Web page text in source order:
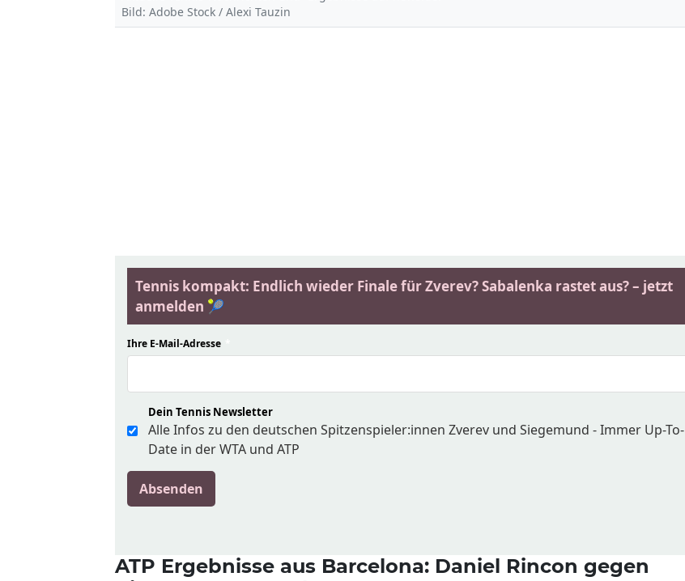
Bild: Adobe Stock / Alexi Tauzin
Tennis kompakt: Endlich wieder Finale für Zverev? Sabalenka rastet aus? – jetzt
anmelden 🎾
Ihre E-Mail-Adresse
Dein Tennis Newsletter
Alle Infos zu den deutschen Spitzenspieler:innen Zverev und Siegemund - Immer Up-To-
Date in der WTA und ATP
Absenden
ATP Ergebnisse aus Barcelona: Daniel Rincon gegen